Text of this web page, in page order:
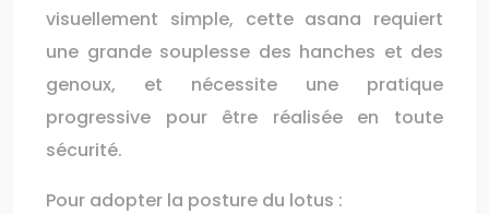
visuellement simple, cette asana requiert
une grande souplesse des hanches et des
genoux, et nécessite une pratique
progressive pour être réalisée en toute
sécurité.
Pour adopter la posture du lotus :